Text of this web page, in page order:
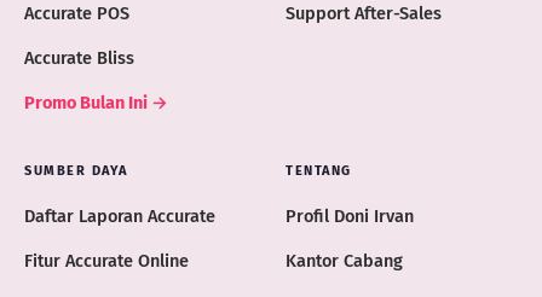
Accurate POS
Accurate Bliss
Promo Bulan Ini →
Support After-Sales
SUMBER DAYA
Daftar Laporan Accurate
Fitur Accurate Online
TENTANG
Profil Doni Irvan
Kantor Cabang